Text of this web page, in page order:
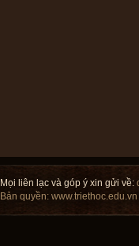
Mọi liên lạc và góp ý xin gửi về:
Bản quyền: www.triethoc.edu.vn